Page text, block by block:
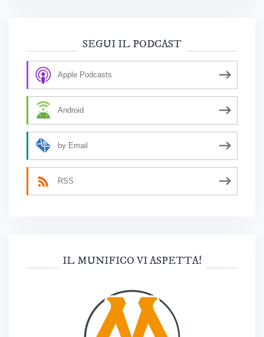
SEGUI IL PODCAST
Apple Podcasts
Android
by Email
RSS
IL MUNIFICO VI ASPETTA!